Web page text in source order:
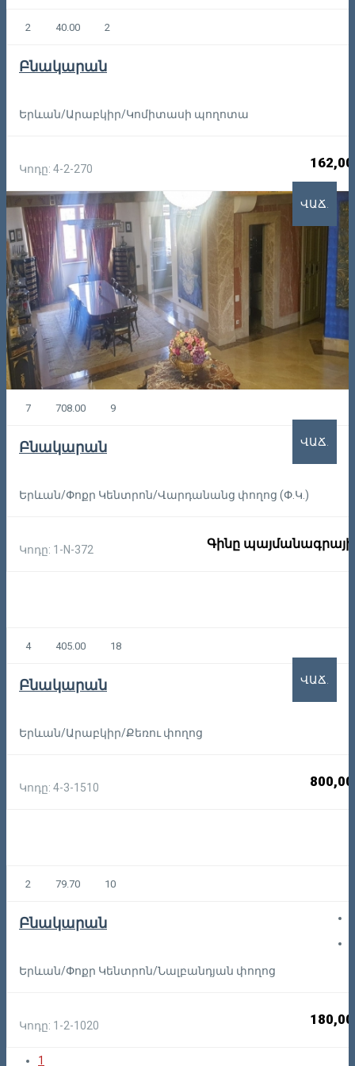
2 40.00 2
Բնակարան
Երևան/Արաբկիր/Կոմիտասի պողոտա
Կոդը: 4-2-270
ՎԱՃ.
7 708.00 9
Բնակարան
Երևան/Փոքր Կենտրոն/Վարդանանց փողոց (Փ.Կ.)
Կոդը: 1-N-372 Գինը
ՎԱՃ.
4 405.00 18
Բնակարան
Երևան/Արաբկիր/Քեռու փողոց
Կոդը: 4-3-1510
ՎԱՃ.
2 79.70 10
Բնակարան
Երևան/Փոքր Կենտրոն/Նալբանդյան փողոց
Կոդը: 1-2-1020
1